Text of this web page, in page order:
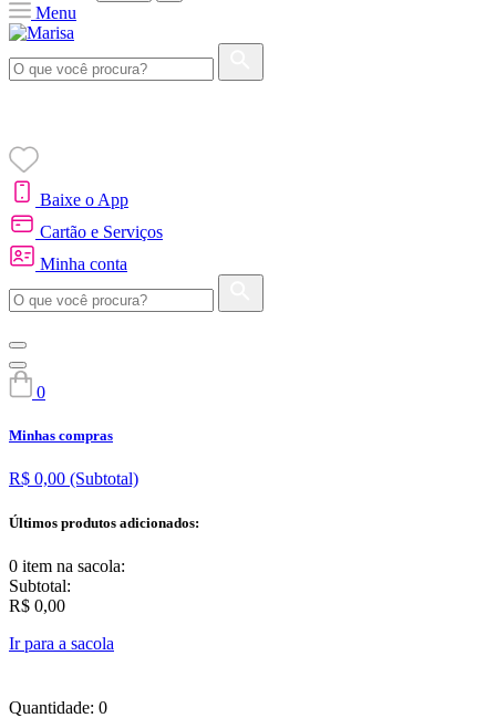
Menu
Baixe o App
Cartão e Serviços
Minha conta
0
Minhas compras
R$ 0,00 (Subtotal)
Últimos produtos adicionados:
0 item na sacola:
Subtotal:
R$ 0,00
Ir para a sacola
Quantidade: 0